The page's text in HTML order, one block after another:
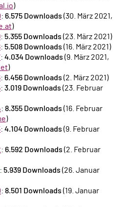
)
: 6.575 Downloads (30. März 2021,
)
: 5.355 Downloads (23. März 2021)
: 5.508 Downloads (16. März 2021)
: 4.034 Downloads (9. März 2021,
)
: 6.456 Downloads (2. März 2021)
: 3.019 Downloads (23. Februar
: 8.355 Downloads (16. Februar
)
: 4.104 Downloads (9. Februar
: 6.592 Downloads (2. Februar
: 5.939 Downloads (26. Januar
: 8.501 Downloads (19. Januar